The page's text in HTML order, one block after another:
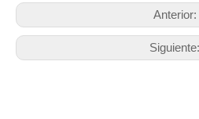
Anterior:
Siguiente: